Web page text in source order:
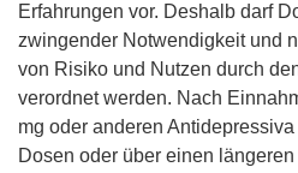
Erfahrungen vor. Deshalb darf
zwingender Notwendigkeit und
von Risiko und Nutzen durch
verordnet werden. Nach
mg oder anderen
Dosen oder über einen